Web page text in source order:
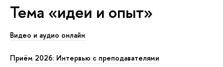
Тема «идеи и опыт»
Видео и аудио онлайн
Приём 2026: Интервью с преподавателями